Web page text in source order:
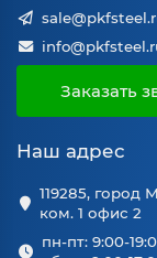
Заказать
Наш адрес
119285, город
ком. 1 офис 2
пн-пт: 9:00-